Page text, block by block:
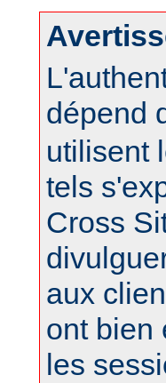
dépend
utilisent
tels
Cross
aux
ont bien
les